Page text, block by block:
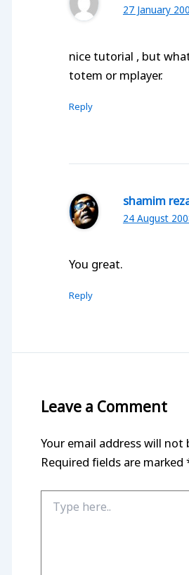
27 January
nice tutorial , but
totem or mplayer.
Reply
shamim
24 August
You great.
Reply
Leave a Comment
Your email address will not
Required fields are marked
here..